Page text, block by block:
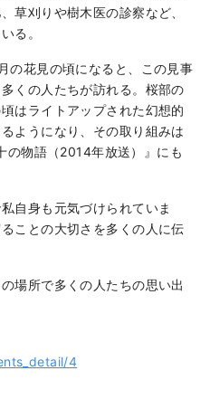
草刈りや樹木医の診察など、
る。
の花見の頃になると、この見事
くの人たちが訪れる。桜部の
はライトアップされた幻想的
ようになり、その取り組みは
の物語（2014年放送）』にも
自身も元気づけられていま
ことの大切さを多くの人に伝
場所で多くの人たちの思い出
4